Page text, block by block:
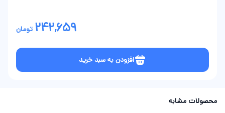
242,659 تومان
افزودن به سبد خرید
محصولات مشابه